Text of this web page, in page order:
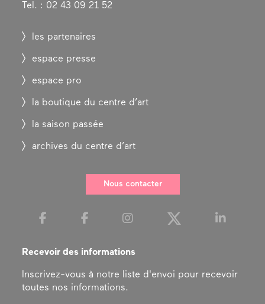
Tel. : 02 43 09 21 52
les partenaires
espace presse
espace pro
la boutique du centre d’art
la saison passée
archives du centre d’art
Nous contacter
Recevoir des informations
Inscrivez-vous à notre liste d'envoi pour recevoir
toutes nos informations.